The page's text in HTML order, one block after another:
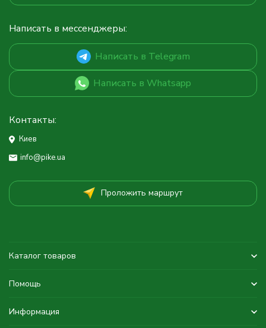
Написать в мессенджеры:
Написать в Telegram
Написать в Whatsapp
Контакты:
Киев
info@pike.ua
Проложить маршрут
Каталог товаров
Помощь
Информация